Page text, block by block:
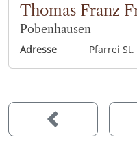
Thomas Franz
Pobenhausen
Adresse Pfarrei